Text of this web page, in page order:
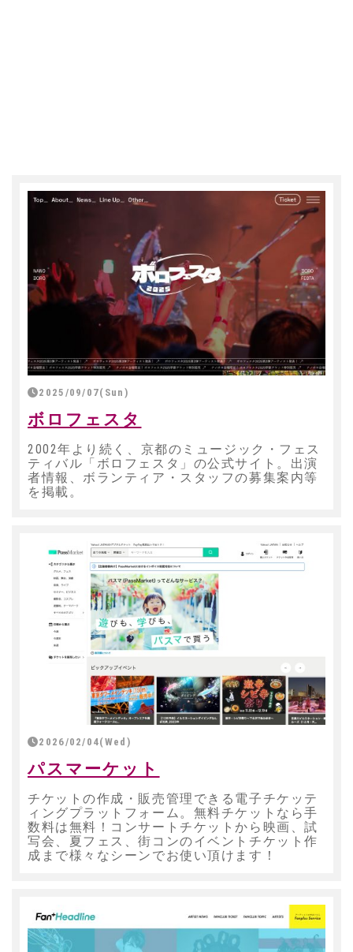
2025/09/07(Sun)
ボロフェスタ
2002年より続く、京都のミュージック・フェス
ティバル「ボロフェスタ」の公式サイト。出演
者情報、ボランティア・スタッフの募集案内等
を掲載。
2026/02/04(Wed)
パスマーケット
チケットの作成・販売管理できる電子チケッテ
ィングプラットフォーム。無料チケットなら手
数料は無料！コンサートチケットから映画、試
写会、夏フェス、街コンのイベントチケット作
成まで様々なシーンでお使い頂けます！